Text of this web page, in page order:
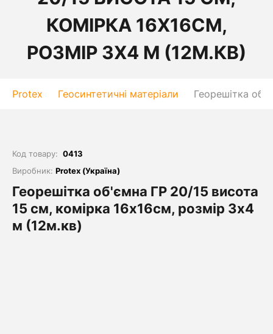
КОМІРКА 16Х16СМ,
РОЗМІР 3Х4 М (12М.КВ)
Protex Геосинтетичні матеріали Георешітка
Код товару: 0413
Виробник: Protex (Україна)
Георешітка об'ємна ГР 20/15 висота
15 см, комірка 16х16см, розмір 3х4
м (12м.кв)